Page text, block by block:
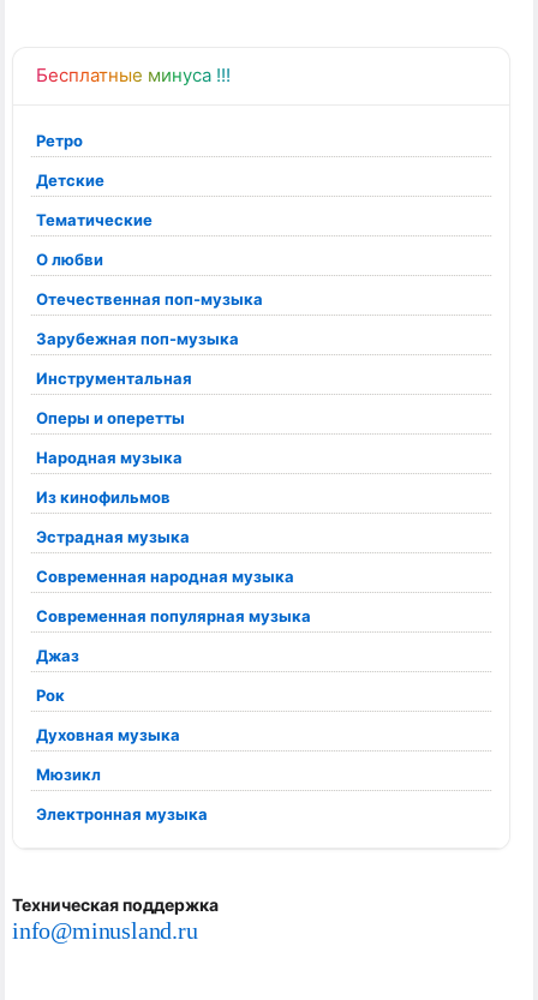
Бесплатные минуса !!!
Ретро
Детские
Тематические
О любви
Отечественная поп-музыка
Зарубежная поп-музыка
Инструментальная
Оперы и оперетты
Народная музыка
Из кинофильмов
Эстрадная музыка
Современная народная музыка
Современная популярная музыка
Джаз
Рок
Духовная музыка
Мюзикл
Электронная музыка
Техническая поддержка
info@minusland.ru